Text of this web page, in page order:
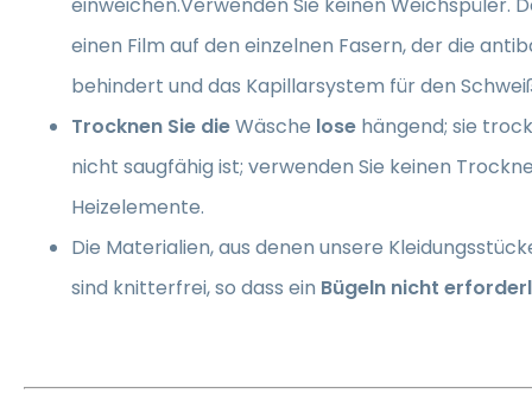
einweichen.Verwenden Sie keinen Weichspüler.
einen Film auf den einzelnen Fasern, der die
behindert und das Kapillarsystem für den
Trocknen Sie dieWäsche lose hängend; sie
nicht saugfähig ist; verwenden Sie keinen
Heizelemente.
Die Materialien, aus denen unsere
sind knitterfrei, so dass ein Bügeln nicht